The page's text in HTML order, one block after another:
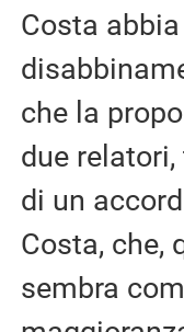
Costa
che la
due
di un
Costa, che,
sembra